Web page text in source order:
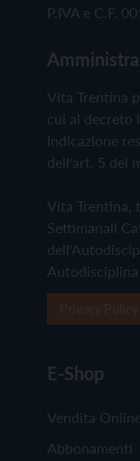
P.IVA e C.F.
Vita Trentina
cui al decreto
Indicazione
dell'art. 5 del
Vita Trentina,
Settimanali
E-Shop
Vendita
Abbonamenti